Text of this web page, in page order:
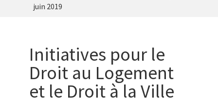
juin 2019
Initiatives pour le
Droit au Logement
et le Droit à la Ville